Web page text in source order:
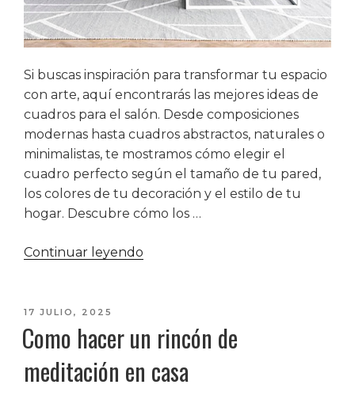
Si buscas inspiración para transformar tu espacio
con arte, aquí encontrarás las mejores ideas de
cuadros para el salón. Desde composiciones
modernas hasta cuadros abstractos, naturales o
minimalistas, te mostramos cómo elegir el
cuadro perfecto según el tamaño de tu pared,
los colores de tu decoración y el estilo de tu
hogar. Descubre cómo los …
Continuar leyendo
el
salón»
PUBLICADO
17 JULIO, 2025
Como hacer un rincón de
meditación en casa